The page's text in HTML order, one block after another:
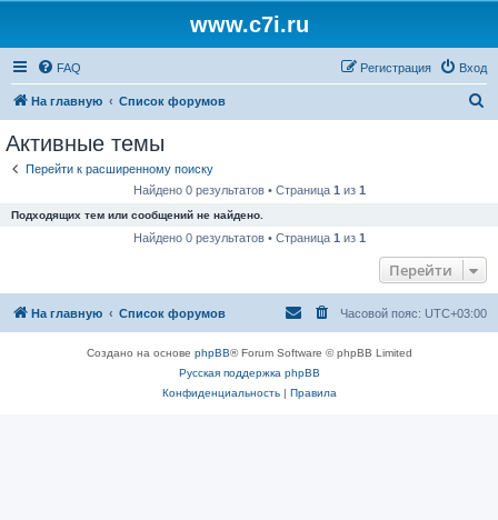
www.c7i.ru
FAQ Вход
Регистрация
На главную Список форумов
Активные темы
Перейти к расширенному поиску
Найдено 0 результатов • Страница 1 из 1
Подходящих тем или сообщений не найдено.
Найдено 0 результатов • Страница 1 из 1
Перейти
На главную Список форумов Часовой пояс: UTC+03:00
Создано на основе phpBB® Forum Software © phpBB Limited
Русская поддержка phpBB
Конфиденциальность| Правила